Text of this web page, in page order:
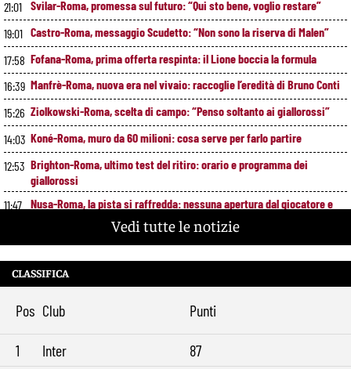
21:01 Svilar-Roma, promessa sul futuro: “Qui sto bene, voglio restare”
19:01 Castro-Roma, messaggio Scudetto: “Non sono la riserva di Malen”
17:58 Fofana-Roma, prima offerta respinta: il Lione boccia la formula
16:39 Manfrè-Roma, nuova era nel vivaio: raccoglie l’eredità di Bruno Conti
15:26 Ziolkowski-Roma, scelta di campo: “Penso soltanto ai giallorossi”
14:03 Koné-Roma, muro da 60 milioni: cosa serve per farlo partire
12:53 Brighton-Roma, ultimo test del ritiro: orario e programma dei
giallorossi
11:47 Nusa-Roma, la pista si raffredda: nessuna apertura dal giocatore e
10:41 Alberto De Rossi nuovo presidente dell’Ostiamare: riparte dal club del
figlio Daniele
9:29
Pellegrini resta alla Roma: rinnovo di un anno e ingaggio dimezzato
Vedi tutte le notizie
CLASSIFICA
Pos Club Punti
1 Inter
87